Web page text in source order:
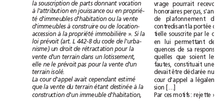
la souscription de parts donnant vocation
à l'attribution en jouissance ou en proprié-
té d'immeubles d'habitation ou la vente
d'immeublesà construire ou de
location-
accession à la propriété immobilière ». Si la
loi
prévoit (art. L 442-8 du code de l'urba-
nisme) un droit de rétractation pour la
vente
d'un terrain dans un lotissement,
elle ne le prévoit pas pour la vente d'un
terrain
isolé.
La
cour d'appel avait cependant estimé
que la vente du terrain étant destinéeà la
construction d'un immeuble d'habitation,
vrage
pourrait
honoraires
perçus,
de
plafonnement
contredisant la portée
tielle
souscrite par le
en
lui permettant
de
quences
de
sa
quelles
que soient
les
fautes,
constituait
une
devait
être déclarée
cour
d'appel a
sion
Par ces motifs: rejette